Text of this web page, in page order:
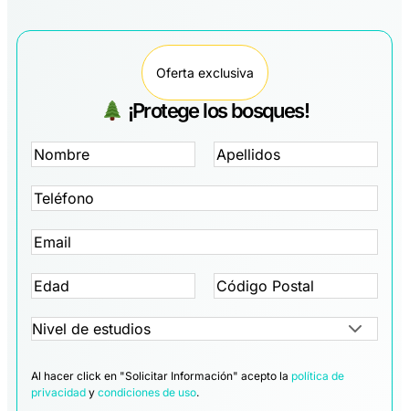
Oferta exclusiva
¡Protege los bosques!
Al hacer click en "Solicitar Información" acepto la política de
privacidad y condiciones de uso.